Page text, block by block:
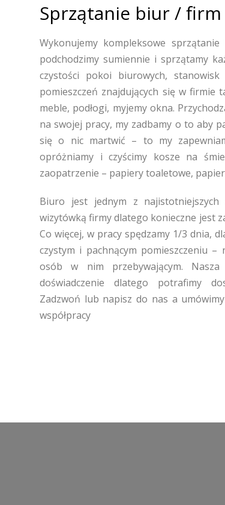
Sprzątanie biur /
Wykonujemy kompleksowe
podchodzimy sumiennie i sprzątamy
czystości pokoi biurowych,
pomieszczeń znajdujących się w firmie
meble, podłogi, myjemy okna.
na swojej pracy, my zadbamy o to aby
się o nic martwić – to my
opróżniamy i czyścimy kosze na
zaopatrzenie – papiery toaletowe,
Biuro jest jednym z
wizytówką firmy dlatego konieczne jest
Co więcej, w pracy spędzamy 1/3 dnia,
czystym i pachnącym pomieszczeniu
osób w nim przebywającym.
doświadczenie dlatego potrafimy
Zadzwoń lub napisz do nas a
współpracy